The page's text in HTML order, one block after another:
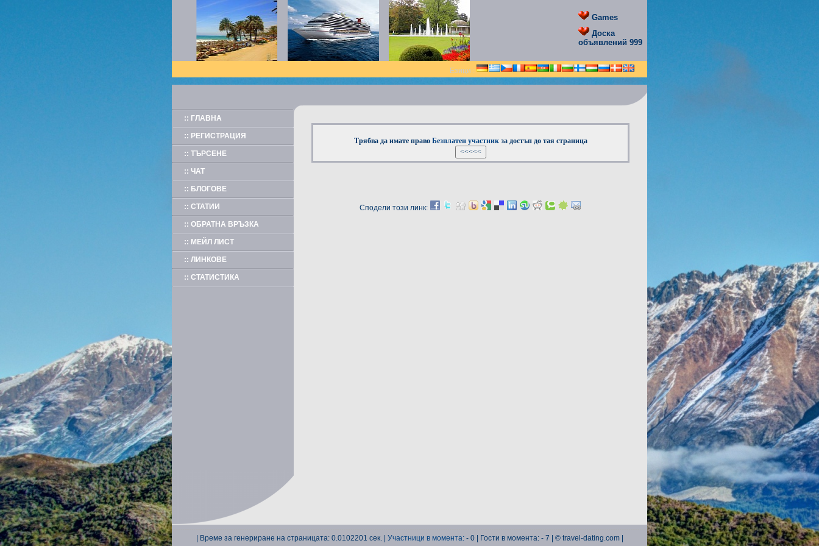
Games
Доска
объявлений 999
Езици :
:: ГЛАВНА
:: РЕГИСТРАЦИЯ
:: ТЪРСЕНЕ
:: ЧАТ
:: БЛОГОВЕ
:: СТАТИИ
:: ОБРАТНА ВРЪЗКА
:: МЕЙЛ ЛИСТ
:: ЛИНКОВЕ
:: СТАТИСТИКА
Трябва да имате право Безплатен участникза достъп до тая страница
Сподели този линк:
| Време за генериране на страницата: 0.0102201 сек. | Участници в момента: - 0 | Гости в момента: - 7 | © travel-dating.com |